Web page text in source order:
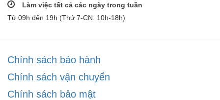
Làm việc tất cả các ngày trong tuần
Từ 09h đến 19h (Thứ 7-CN: 10h-18h)
Chính sách bảo hành
Chính sách vận chuyển
Chính sách bảo mật